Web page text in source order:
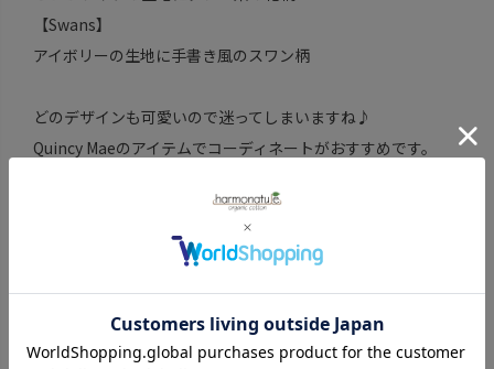
【Swans】
アイボリーの生地に手書き風のスワン柄
どのデザインも可愛いので迷ってしまいますね♪
Quincy Maeのアイテムでコーディネートがおすすめです。
Organic Cotton認証・認定